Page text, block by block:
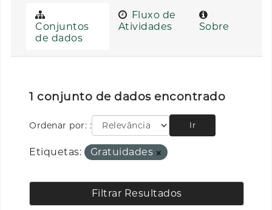
Conjuntos
de dados
Fluxo de
Atividades
Sobre
1 conjunto de dados encontrado
Ordenar por: Ir
Etiquetas: Gratuidades
Filtrar Resultados